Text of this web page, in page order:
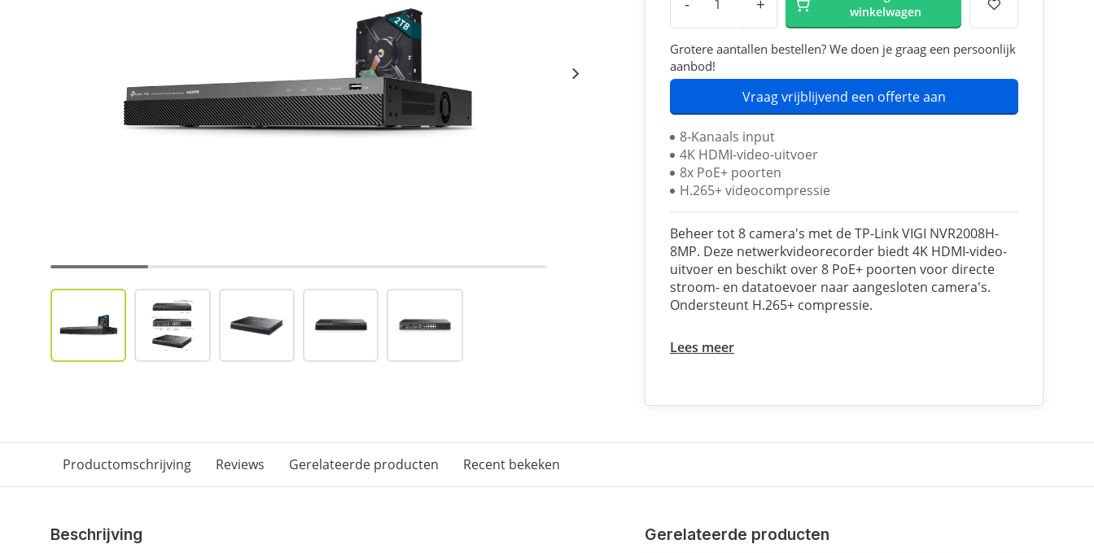
winkelwagen
Grotere aantallen bestellen? We doen je graag een persoonlijk
aanbod!
Vraag vrijblijvend een offerte aan
8-Kanaals input
4K HDMI-video-uitvoer
8x PoE+ poorten
H.265+ videocompressie
Beheer tot 8 camera's met de TP-Link VIGI NVR2008H-
8MP. Deze netwerkvideorecorder biedt 4K HDMI-video-
uitvoer en beschikt over 8 PoE+ poorten voor directe
stroom- en datatoevoer naar aangesloten camera's.
Ondersteunt H.265+ compressie.
Lees meer
Productomschrijving Reviews Gerelateerde producten Recent bekeken
Beschrijving Gerelateerde producten